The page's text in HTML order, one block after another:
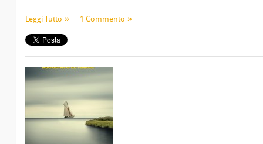
Leggi Tutto 1 Commento